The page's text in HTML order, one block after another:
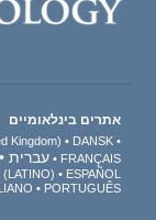
אתרים בינלאומיים
Kingdom)
DANSK
FRANÇAIS
עברית
(LATINO)
ESPAÑOL
PORTUGUÊS